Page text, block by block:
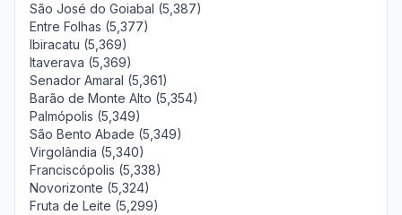
São José do Goiabal (5,387)
Entre Folhas (5,377)
Ibiracatu (5,369)
Itaverava (5,369)
Senador Amaral (5,361)
Barão de Monte Alto (5,354)
Palmópolis (5,349)
São Bento Abade (5,349)
Virgolândia (5,340)
Franciscópolis (5,338)
Novorizonte (5,324)
Fruta de Leite (5,299)